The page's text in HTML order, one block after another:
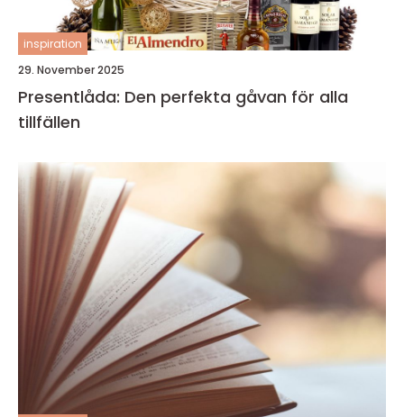
inspiration
29. November 2025
Presentlåda: Den perfekta gåvan för alla
tillfällen